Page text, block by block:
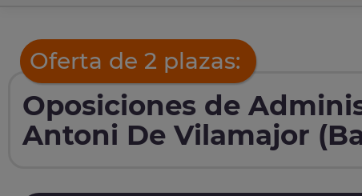
Oferta de 2 plazas:
Oposiciones de
Antoni De Vilamajor